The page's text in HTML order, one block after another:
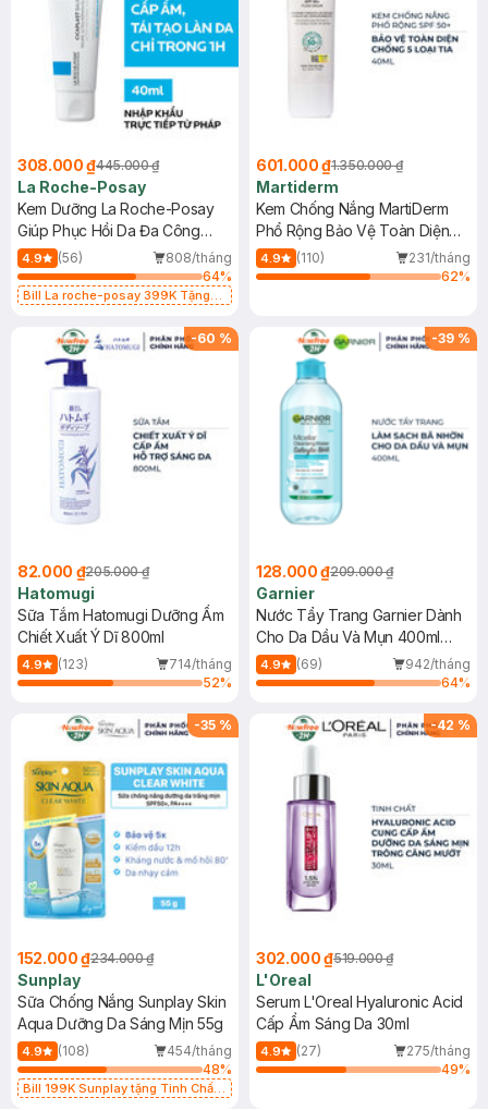
308.000 ₫445.000 ₫
La Roche-Posay
Kem Dưỡng La Roche-Posay
Giúp Phục Hồi Da Đa Công
Dụng 40ml
4.9 (56)
808/tháng
64%
Bill La roche-posay 399K Tặng
(SL có hạn)
601.000 ₫1.350.000 ₫
Martiderm
Kem Chống Nắng MartiDerm
Phổ Rộng Bảo Vệ Toàn Diện
40ml
4.9 (110)
231/tháng
62%
-60 %
82.000 ₫205.000 ₫
Hatomugi
Sữa Tắm Hatomugi Dưỡng Ẩm
Chiết Xuất Ý Dĩ 800ml
4.9 (123)
714/tháng
52%
-39 %
128.000 ₫209.000 ₫
Garnier
Nước Tẩy Trang Garnier Dành
Cho Da Dầu Và Mụn 400ml
(Mới)
4.9 (69)
942/tháng
64%
-35 %
152.000 ₫234.000 ₫
Sunplay
Sữa Chống Nắng Sunplay Skin
Aqua Dưỡng Da Sáng Mịn 55g
4.9 (108)
454/tháng
48%
Bill 199K Sunplay tặng Tinh Chất
-42 %
302.000 ₫519.000 ₫
L'Oreal
Serum L'Oreal Hyaluronic Acid
Cấp Ẩm Sáng Da 30ml
4.9 (27)
275/tháng
49%